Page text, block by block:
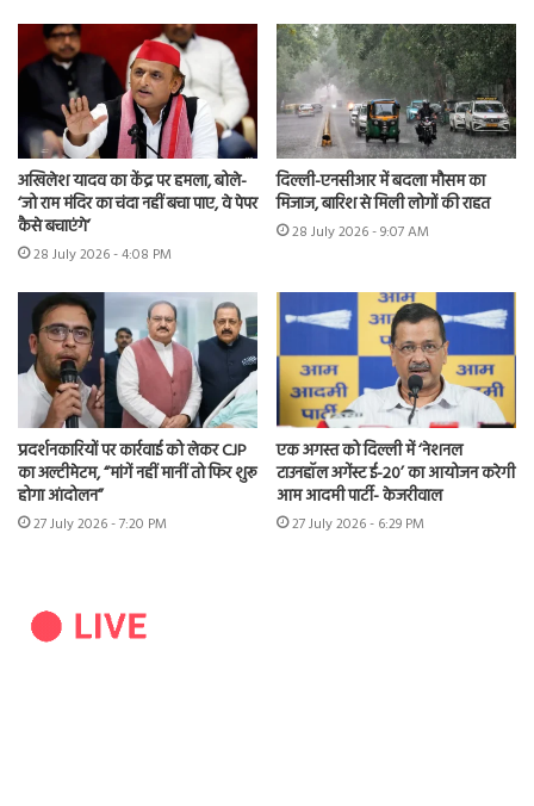
अखिलेश यादव का केंद्र पर हमला, बोले-
‘जो राम मंदिर का चंदा नहीं बचा पाए, वे पेपर
कैसे बचाएंगे’
28 July 2026 - 4:08 PM
दिल्ली-एनसीआर में बदला मौसम का
मिजाज, बारिश से मिली लोगों की राहत
28 July 2026 - 9:07 AM
प्रदर्शनकारियों पर कार्रवाई को लेकर CJP
का अल्टीमेटम, “मांगें नहीं मानीं तो फिर शुरू
होगा आंदोलन”
27 July 2026 - 7:20 PM
एक अगस्त को दिल्ली में ‘नेशनल
टाउनहॉल अगेंस्ट ई-20’ का आयोजन करेगी
आम आदमी पार्टी- केजरीवाल
27 July 2026 - 6:29 PM